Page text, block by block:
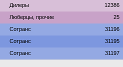
Дилеры 12386
Люберцы, прочие 25
Сотранс 31196
Сотранс 31195
Сотранс 31197